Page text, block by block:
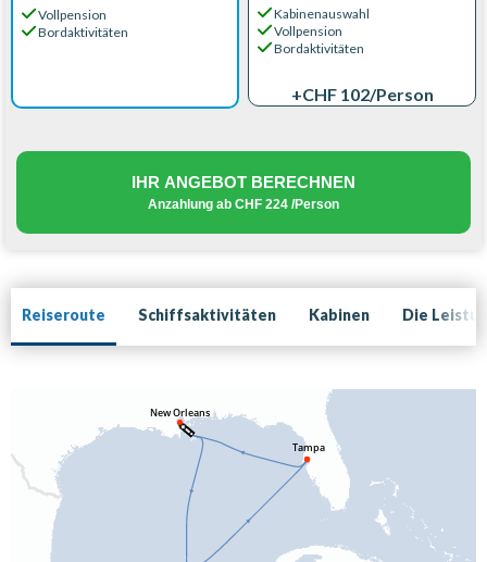
Vollpension
Bordaktivitäten
Kabinenauswahl
Vollpension
Bordaktivitäten
+CHF 102/Person
IHR ANGEBOT BERECHNEN
Anzahlung ab CHF 224 /Person
Reiseroute Schiffsaktivitäten Kabinen Die